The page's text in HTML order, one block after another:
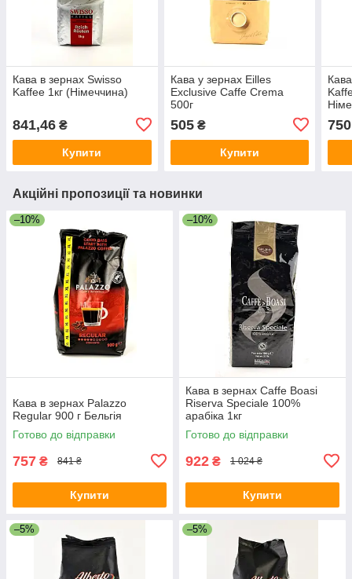
Кава в зернах Swisso
Kaffee 1кг (Німеччина)
841,46 ₴
Купити
Кава у зернах Eilles
Exclusive Caffe Crema
500г
505₴
Купити
750
Акційні пропозиції та новинки
–10%
Кава в зернах Palazzo
Regular 900 г Бельгія
Готово до відправки
757 ₴ 841 ₴
Купити
–10%
Кава в зернах Caffe Boasi
Riserva Speciale 100%
арабіка 1кг
Готово до відправки
922 ₴ 1 024 ₴
Купити
–5% –5%